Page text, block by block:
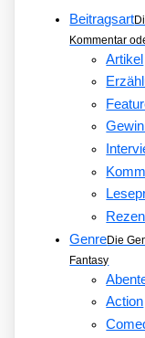
Beitragsart
Kommentar
Artikel
GenreDie
Fantasy
Action